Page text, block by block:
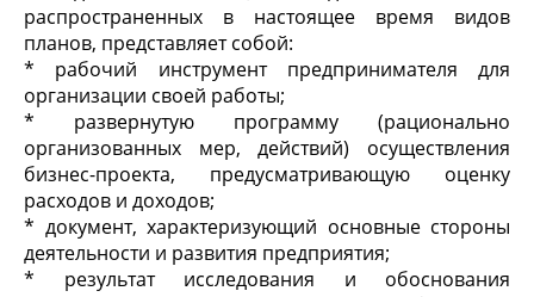
распространенных в настоящее время видов
планов, представляет собой:
* рабочий инструмент предпринимателя для
организации своей работы;
* развернутую программу (рационально
организованных мер, действий) осуществления
бизнес-проекта, предусматривающую оценку
расходов и доходов;
* документ, характеризующий основные стороны
деятельности и развития предприятия;
* результат исследования и обоснования